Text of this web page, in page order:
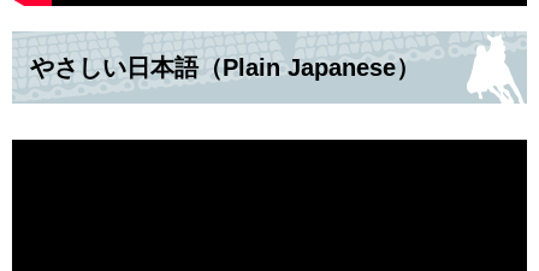
やさしい日本語（Plain Japanese）